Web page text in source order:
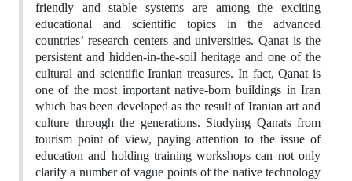
friendly and stable systems are among the exciting
educational and scientific topics in the advanced
countries’ research centers and universities. Qanat is the
persistent and hidden-in-the-soil heritage and one of the
cultural and scientific Iranian treasures. In fact, Qanat is
one of the most important native-born buildings in Iran
which has been developed as the result of Iranian art and
culture through the generations. Studying Qanats from
tourism point of view, paying attention to the issue of
education and holding training workshops can not only
clarify a number of vague points of the native technology